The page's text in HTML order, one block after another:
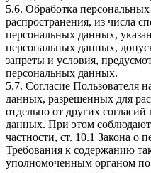
5.6. Обработка
распространения, из числа
персональных данных,
персональных данных,
запреты и условия,
персональных данных.
5.7. Согласие Пользователя
данных, разрешенных для
отдельно от других
данных. При этом
частности, ст. 10.1 Закона о
Требования к содержанию
уполномоченным органом по